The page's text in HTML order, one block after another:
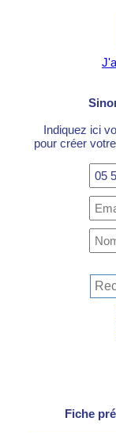
Indiquez ici
pour créer
Fiche